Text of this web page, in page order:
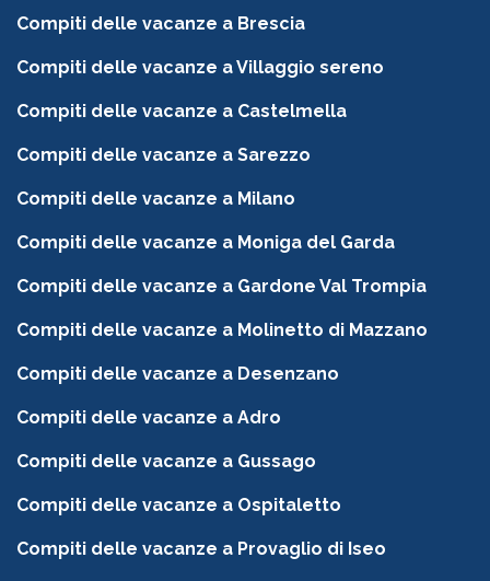
Compiti delle vacanze a Brescia
Compiti delle vacanze a Villaggio sereno
Compiti delle vacanze a Castelmella
Compiti delle vacanze a Sarezzo
Compiti delle vacanze a Milano
Compiti delle vacanze a Moniga del Garda
Compiti delle vacanze a Gardone Val Trompia
Compiti delle vacanze a Molinetto di Mazzano
Compiti delle vacanze a Desenzano
Compiti delle vacanze a Adro
Compiti delle vacanze a Gussago
Compiti delle vacanze a Ospitaletto
Compiti delle vacanze a Provaglio di Iseo